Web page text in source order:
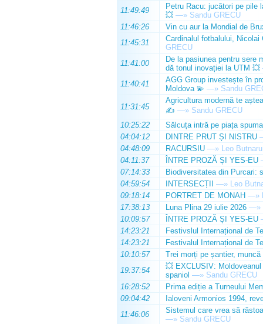
11:49:49
Petru Racu: jucători pe pile
💥 —» Sandu GRECU
11:46:26
Vin cu aur la Mondial de
11:45:31
Cardinalul fotbalului,
GRECU
11:41:00
De la pasiunea pentru sere
dă tonul inovației la UTM 💥
11:40:41
AGG Group investește în
Moldova 💫 —» Sandu
11:31:45
Agricultura modernă te
✍️ —» Sandu GRECU
10:25:22
Sălcuța intră pe piața
04:04:12
DINTRE PRUT ȘI NISTRU
04:48:09
RACURSIU —» Leo Butnaru
04:11:37
ÎNTRE PROZĂ ȘI YES-EU
07:14:33
Biodiversitatea din Purcari:
04:59:54
INTERSECȚII —» Leo
09:18:14
PORTRET DE MONAH —»
17:38:13
Luna Plina 29 iulie 2026 —»
10:09:57
ÎNTRE PROZĂ ȘI YES-EU
14:23:21
Festivslul Internațional de
14:23:21
Festivalul Internațional de
10:10:57
Trei morți pe șantier, muncă
19:37:54
💥 EXCLUSIV:
spaniol —» Sandu GRECU
16:28:52
Prima ediție a Turneului
09:04:42
Ialoveni Armonios 1994,
11:46:06
Sistemul care vrea să
—» Sandu GRECU